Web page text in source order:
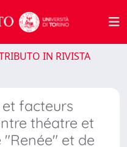
IN RIVISTA
et facteurs
théatre et
et de